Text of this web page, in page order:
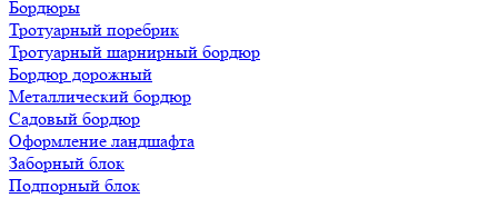
Бордюры
Тротуарный поребрик
Тротуарный шарнирный бордюр
Бордюр дорожный
Металлический бордюр
Садовый бордюр
Оформление ландшафта
Заборный блок
Подпорный блок